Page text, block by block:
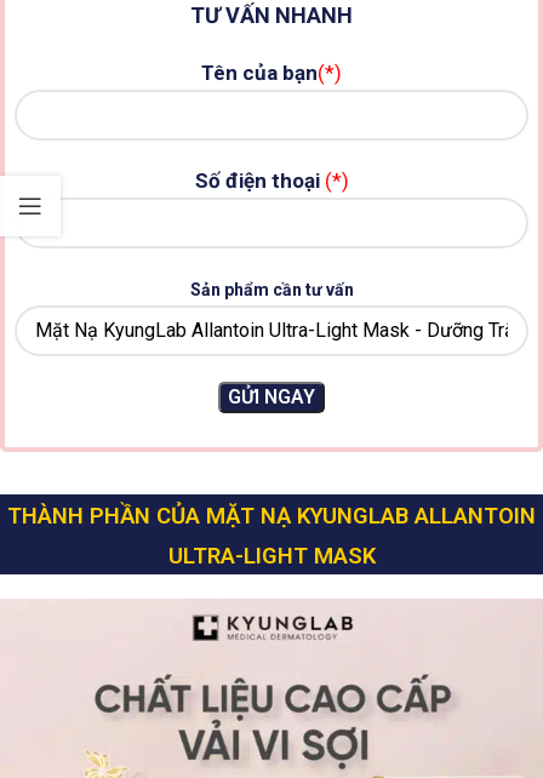
TƯ VẤN NHANH
Tên của bạn(*)
Số điện thoại (*)
Sản phẩm cần tư vấn
THÀNH PHẦN CỦA MẶT NẠ KYUNGLAB ALLANTOIN
ULTRA-LIGHT MASK